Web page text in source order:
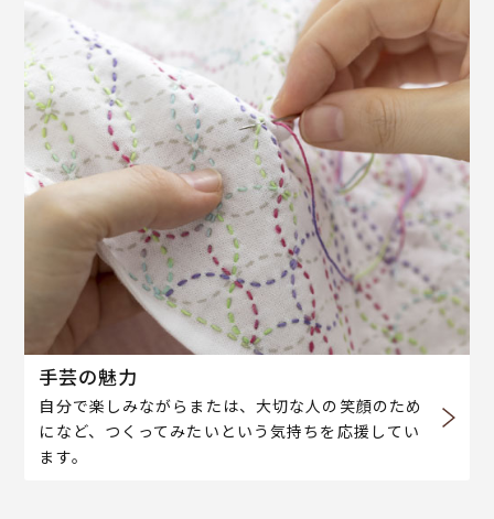
手芸の魅力
自分で楽しみながらまたは、大切な人の笑顔のため
になど、つくってみたいという気持ちを応援してい
ます。